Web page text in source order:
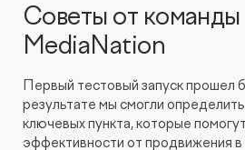
Советы от команды
MediaNation
Первый тестовый запуск прошел
результате мы смогли
ключевых пункта, которые
эффективности от продвижения